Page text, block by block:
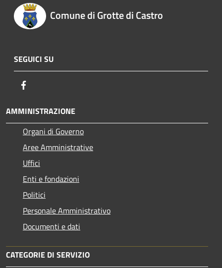
Comune di Grotte di Castro
SEGUICI SU
AMMINISTRAZIONE
Organi di Governo
Aree Amministrative
Uffici
Enti e fondazioni
Politici
Personale Amministrativo
Documenti e dati
CATEGORIE DI SERVIZIO